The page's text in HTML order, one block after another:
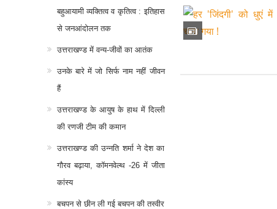
बहुआयामी व्यक्तित्व व कृतित्व : इतिहास
से जनआंदोलन तक
उत्तराखण्ड में वन्य-जीवों का आतंक
उनके बारे में जो सिर्फ नाम नहीं जीवन
हैं
उत्तराखण्ड के आयुष के हाथ में दिल्ली
की रणजी टीम की कमान
उत्तराखण्ड की उन्नति शर्मा ने देश का
गौरव बढ़ाया, कॉमनवेल्थ -26 में जीता
कांस्य
बचपन से छीन ली गई बचपन की तस्वीर